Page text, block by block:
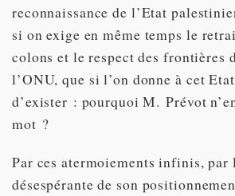
reconnaissance de l’Etat
si on exige en même temps le
colons et le respect des frontières
l’ONU, que si l’on donne à cet
d’exister : pourquoi M. Prévot
mot ?
Par ces atermoiements infinis, par
désespérante de son